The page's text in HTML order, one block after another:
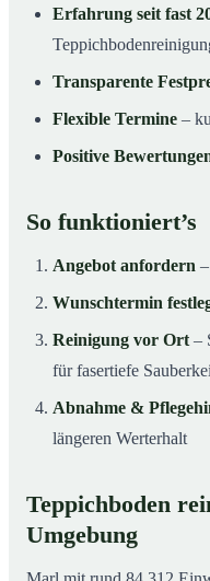
Erfahrung seit fast
Transparente
Flexible Termine –
Positive
So funktioniert’s
Angebot anfordern
Wunschtermin
Reinigung vor Ort –
für fasertiefe
Abnahme &
längeren Werterhalt
Teppichboden
Umgebung